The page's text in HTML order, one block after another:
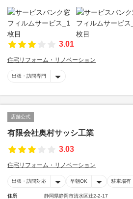
3.01
住宅リフォーム・リノベーション
出張・訪問専門
店舗公式
有限会社奥村サッシ工業
3.03
住宅リフォーム・リノベーション
出張・訪問対応 早朝OK 駐車場有
住所
静岡県静岡市清水区辻2-2-17